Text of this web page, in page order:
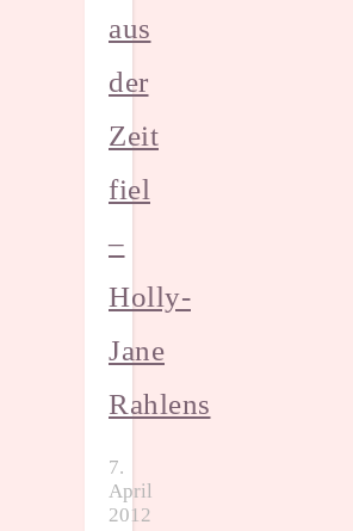
aus
der
Zeit
fiel
–
Holly-
Jane
Rahlens
7.
April
2012